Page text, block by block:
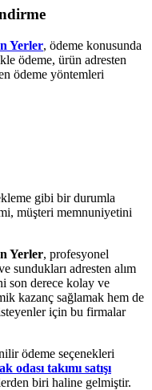
Yerler, ödeme konusunda
ödeme, ürün adresten
ödeme yöntemleri
gibi bir durumla
müşteri memnuniyetini
Yerler, profesyonel
sundukları adresten alım
son derece kolay ve
kazanç sağlamak hem de
için bu firmalar
ödeme seçenekleri
odası takımı satışı
biri haline gelmiştir.